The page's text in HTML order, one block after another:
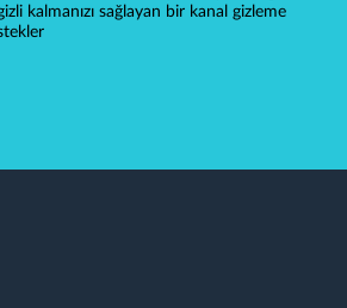
kalmanızı sağlayan bir kanal gizleme